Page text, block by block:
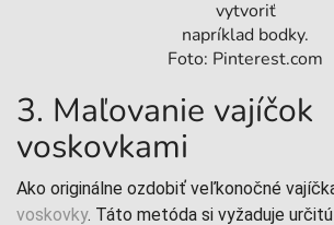
vytvoriť
napríklad bodky.
Foto: Pinterest.com
3. Maľovanie vajíčok
voskovkami
Ako originálne ozdobiť veľkonočné
voskovky. Táto metóda si vyžaduje